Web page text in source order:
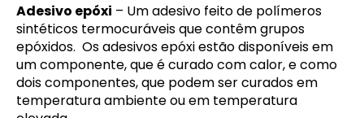
Adesivo epóxi – Um adesivo feito de polímeros
sintéticos termocuráveis que contêm grupos
epóxidos. Os adesivos epóxi estão disponíveis em
um componente, que é curado com calor, e como
dois componentes, que podem ser curados em
temperatura ambiente ou em temperatura